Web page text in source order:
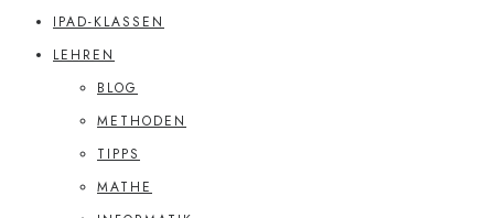
IPAD-KLASSEN
LEHREN
BLOG
METHODEN
TIPPS
MATHE